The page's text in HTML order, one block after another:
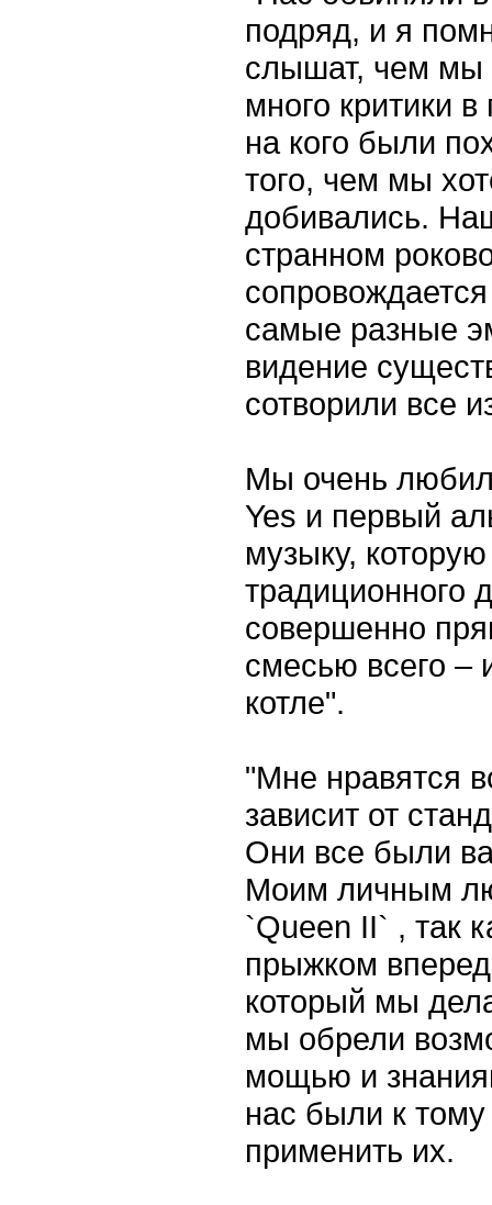
подряд, и я
слышат, чем
много критики
на кого были
того, чем мы
добивались.
странном
самые разные
видение
сотворили все
Мы очень
Yes и первый
музыку,
традиционного
совершенно
смесью всего –
котле".
"Мне нравятся
зависит от
Они все были
Моим личным
`Queen II` , так
прыжком
который мы
мы обрели
мощью и
нас были к
применить их.